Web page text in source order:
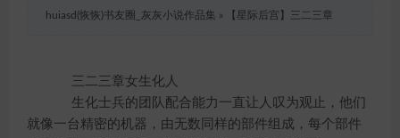
huiasd(恢恢)书友圈_灰灰小说作品集 » 【星际后宫】三二三章
三二三章女生化人
生化士兵的团队配合能力一直让人叹为观止，他们
就像一台精密的机器，由无数同样的部件组成，每个部件